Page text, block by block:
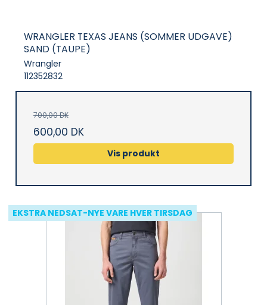
WRANGLER TEXAS JEANS (SOMMER UDGAVE)
SAND (TAUPE)
Wrangler
112352832
700,00 DK
600,00 DK
Vis produkt
EKSTRA NEDSAT-NYE VARE HVER TIRSDAG